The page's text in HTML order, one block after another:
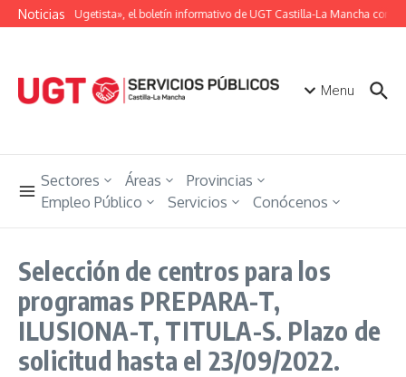
Saltar al contenido
Noticias
«Unión Ugetista», el boletín informativo de UGT Castilla-La Mancha con
Menu
Sectores Áreas
Provincias
Empleo Público
Servicios Conócenos
Selección de centros para los
programas PREPARA-T,
ILUSIONA-T, TITULA-S. Plazo de
solicitud hasta el 23/09/2022.